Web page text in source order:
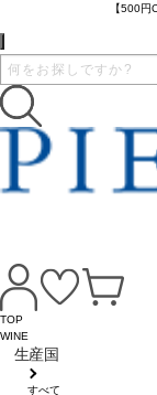
【500
TOP
WINE
生産国
すべて